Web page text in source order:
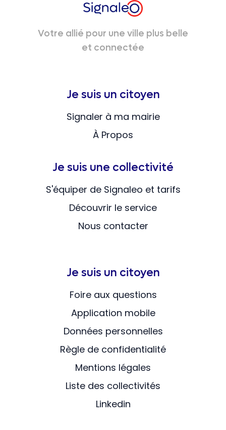
Votre allié pour une ville plus belle
et connectée
Je suis un citoyen
Signaler à ma mairie
À Propos
Je suis une collectivité
S'équiper de Signaleo et tarifs
Découvrir le service
Nous contacter
Je suis un citoyen
Foire aux questions
Application mobile
Données personnelles
Règle de confidentialité
Mentions légales
Liste des collectivités
Linkedin